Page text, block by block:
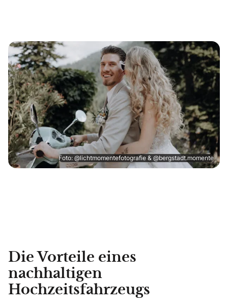
Foto: @lichtmomentefotografie & @bergstadt.momente
Die Vorteile eines
nachhaltigen
Hochzeitsfahrzeugs